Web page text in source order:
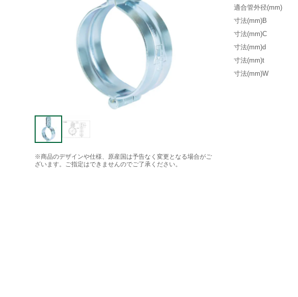
※商品のデザインや仕様、原産国は予告なく変更となる場合がご
ざいます。ご指定はできませんのでご了承ください。
適合管外径(mm)
寸法(mm)B
寸法(mm)C
寸法(mm)d
寸法(mm)t
寸法(mm)W